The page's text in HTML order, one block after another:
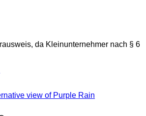
da Kleinunternehmer nach § 6